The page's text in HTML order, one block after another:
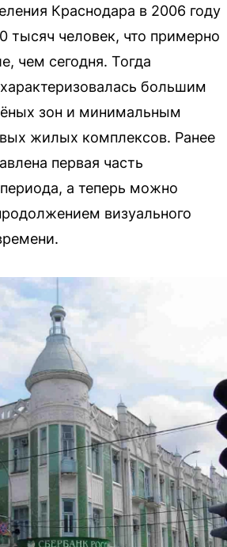
Краснодара в 2006 году
тысяч человек, что примерно
чем сегодня. Тогда
большим
зон и минимальным
жилых комплексов. Ранее
первая часть
а теперь можно
визуального